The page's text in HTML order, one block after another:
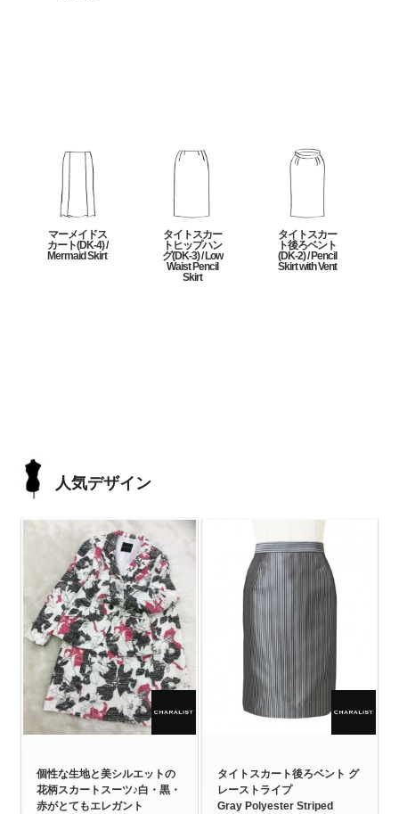
マーメイドス
カート(DK-4) /
Mermaid Skirt
タイトスカー
トヒップハン
グ(DK-3) / Low
Waist Pencil
Skirt
タイトスカー
ト後ろベント
(DK-2) / Pencil
Skirt with Vent
人気デザイン
個性な生地と美シルエットの
花柄スカートスーツ♪白・黒・
赤がとてもエレガント
タイトスカート後ろベント グ
レーストライプ
Gray Polyester Striped